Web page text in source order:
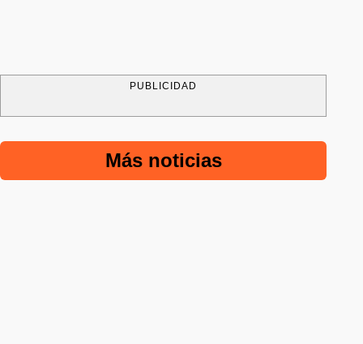
PUBLICIDAD
Más noticias